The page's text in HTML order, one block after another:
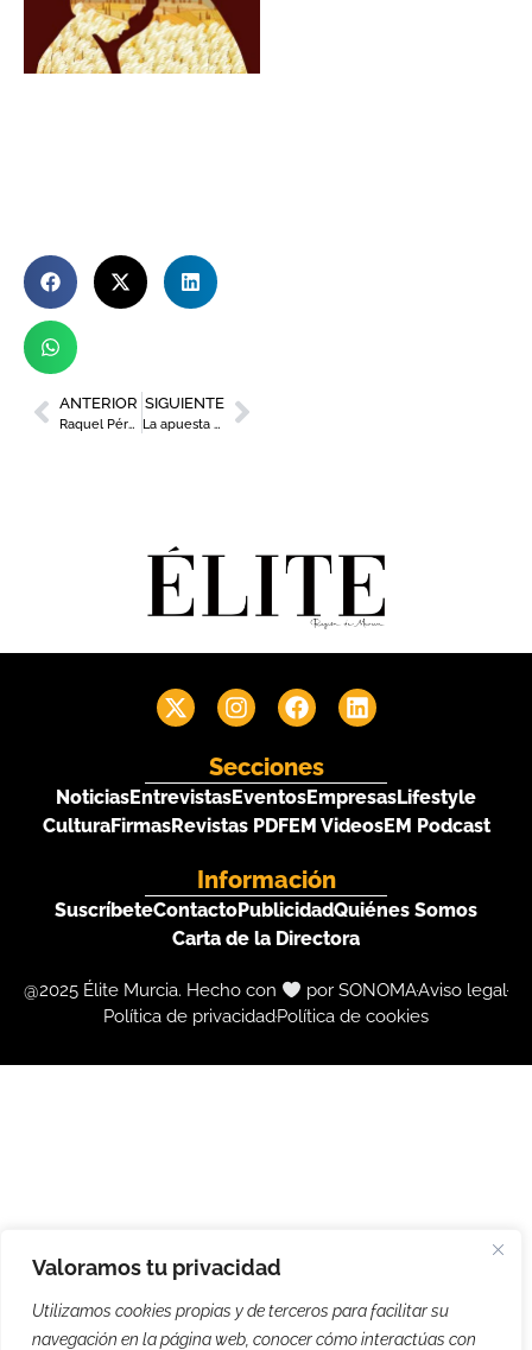
Valoramos tu privacidad
Utilizamos cookies propias y de terceros para facilitar su
navegación en la página web, conocer cómo interactúas con
ANTERIOR
Raquel Pérez, gerente de Clínicas Dorsia Murcia
SIGUIENTE
La apuesta de Culmia en Murcia
Secciones
NoticiasEntrevistasEventosEmpresasLifestyle
CulturaFirmasRevistas PDFEM VideosEM Podcast
Información
SuscríbeteContactoPublicidadQuiénes Somos
Carta de la Directora
@2025 Élite Murcia. Hecho con por SONOMAAviso legal
Política de privacidadPolítica de cookies